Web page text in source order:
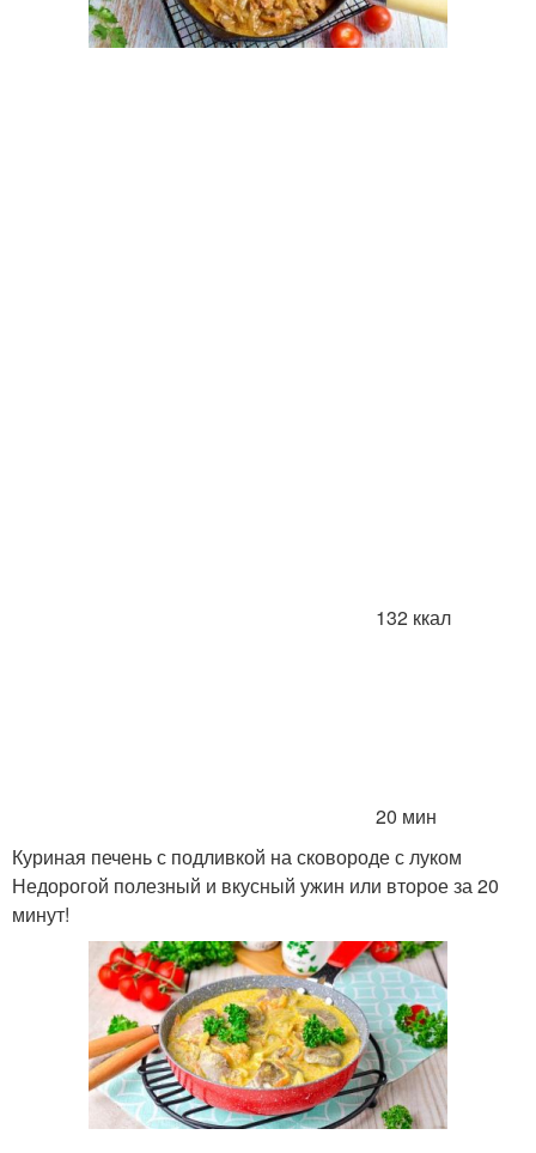
132 ккал
20 мин
Куриная печень с подливкой на сковороде с луком
Недорогой полезный и вкусный ужин или второе за 20
минут!